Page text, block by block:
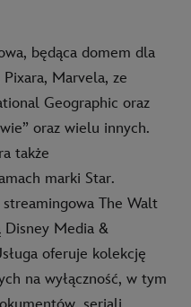
będąca domem dla
Marvela, ze
Geographic oraz
oraz wielu innych.
także
marki Star.
streamingowa The Walt
Disney Media &
oferuje kolekcję
na wyłączność, w tym